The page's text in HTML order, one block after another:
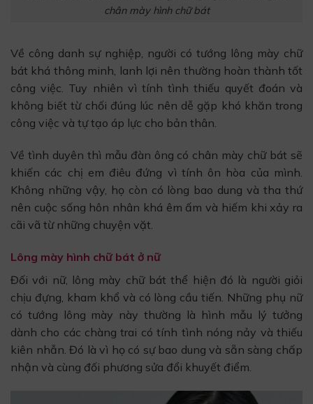
chân mày hình chữ bát
Về công danh sự nghiệp, người có tướng lông mày chữ
bát khá thông minh, lanh lợi nên thường hoàn thành tốt
công việc. Tuy nhiên vì tính tình thiếu quyết đoán và
không biết từ chối đúng lúc nên dễ gặp khó khăn trong
công việc và tự tạo áp lực cho bản thân.
Về tình duyên thì mẫu đàn ông có chân mày chữ bát sẽ
khiến các chị em điêu đứng vì tính ôn hòa của mình.
Không những vậy, họ còn có lòng bao dung và tha thứ
nên cuộc sống hôn nhân khá êm ấm và hiếm khi xảy ra
cãi vã từ những chuyện vặt.
Lông mày hình chữ bát ở nữ
Đối với nữ, lông mày chữ bát thể hiện đó là người giỏi
chịu đựng, kham khổ và có lòng cầu tiến. Những phụ nữ
có tướng lông mày này thường là hình mẫu lý tưởng
dành cho các chàng trai có tính tình nóng nảy và thiếu
kiên nhẫn. Đó là vì họ có sự bao dung và sẵn sàng chấp
nhận và cùng đối phương sửa đổi khuyết điểm.